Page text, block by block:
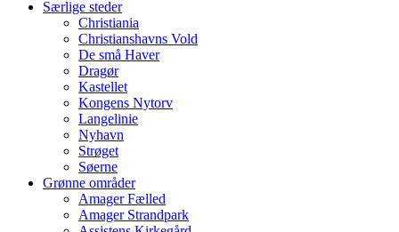
Særlige steder
Christiania
Christianshavns Vold
De små Haver
Dragør
Kastellet
Kongens Nytorv
Langelinie
Nyhavn
Strøget
Søerne
Grønne områder
Amager Fælled
Amager Strandpark